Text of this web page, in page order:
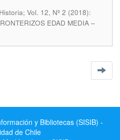
Vol. 12, Nº 2 (2018):
EDAD MEDIA –
y Bibliotecas (SISIB) -
de Chile